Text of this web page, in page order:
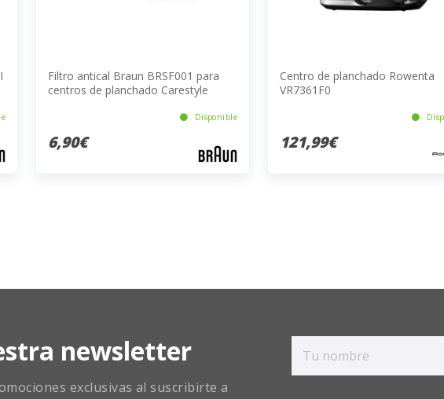
Filtro antical Braun BRSF001 para
centros de planchado Carestyle
Disponible
6,90€
Centro de planchado Rowenta
VR7361F0
121,99€
newsletter
exclusivas al suscribirte a